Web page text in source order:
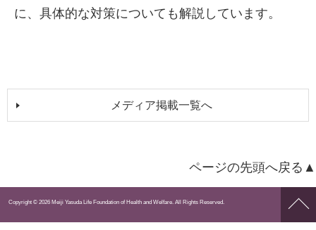
に、具体的な対策についても解説しています。
メディア掲載一覧へ
ページの先頭へ戻る▲
ペー
Copyright © 2026 Meiji Yasuda Life Foundation of Health and Welfare. All Rights Reserved.